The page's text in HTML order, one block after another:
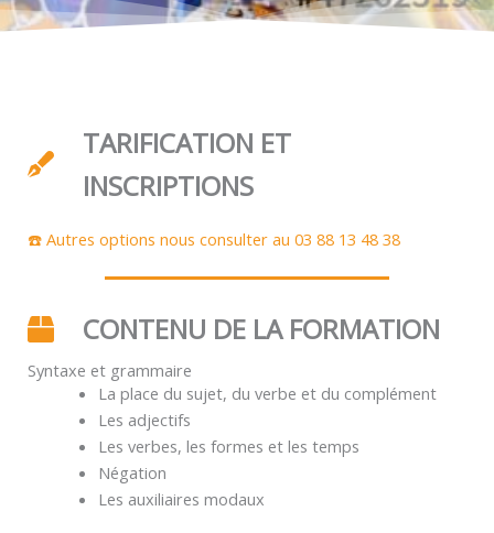
TARIFICATION ET
INSCRIPTIONS
☎️ Autres options nous consulter au 03 88 13 48 38
CONTENU DE LA FORMATION
Syntaxe et grammaire
La place du sujet, du verbe et du complément
Les adjectifs
Les verbes, les formes et les temps
Négation
Les auxiliaires modaux